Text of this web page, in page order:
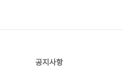
공지사항